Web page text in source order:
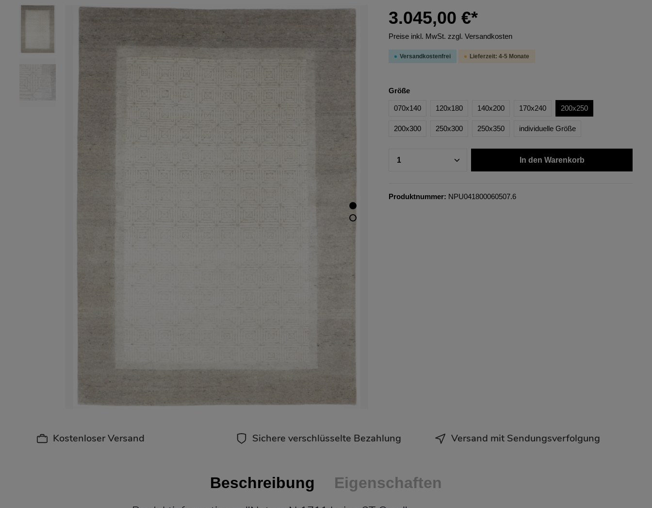
3.045,00 €*
Preise inkl. MwSt. zzgl. Versandkosten
Versandkostenfrei Lieferzeit: 4-5 Monate
Größe
070x140 120x180 140x200 170x240 200x250
200x300 250x300 250x350 individuelle Größe
In den Warenkorb
Produktnummer: NPU041800060507.6
Kostenloser Versand Sichere verschlüsselte Bezahlung Versand mit Sendungsverfolgung
Beschreibung Eigenschaften